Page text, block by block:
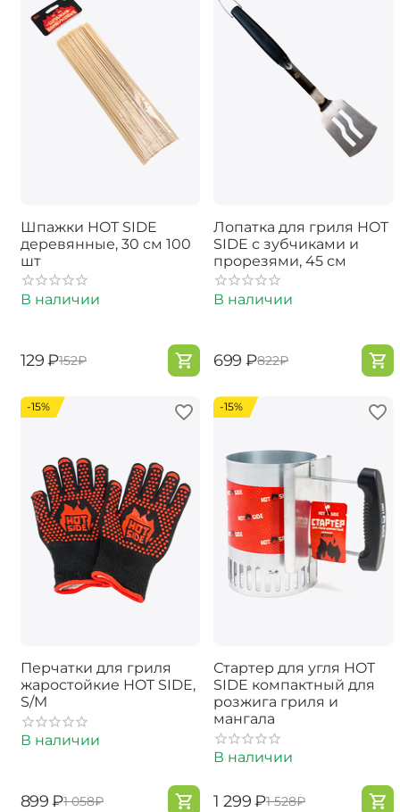
Шпажки HOT SIDE
деревянные, 30 см 100
шт
В наличии
‍129‍ ₽‍152‍₽
Лопатка для гриля HOT
SIDE с зубчиками и
прорезями, 45 см
В наличии
‍699‍ ₽‍822‍₽
-15%
Перчатки для гриля
жаростойкие HOT SIDE,
S/M
В наличии
‍899‍ ₽‍1 058‍₽
-15%
Стартер для угля HOT
SIDE компактный для
розжига гриля и
мангала
В наличии
‍1 299‍₽‍1 528‍₽